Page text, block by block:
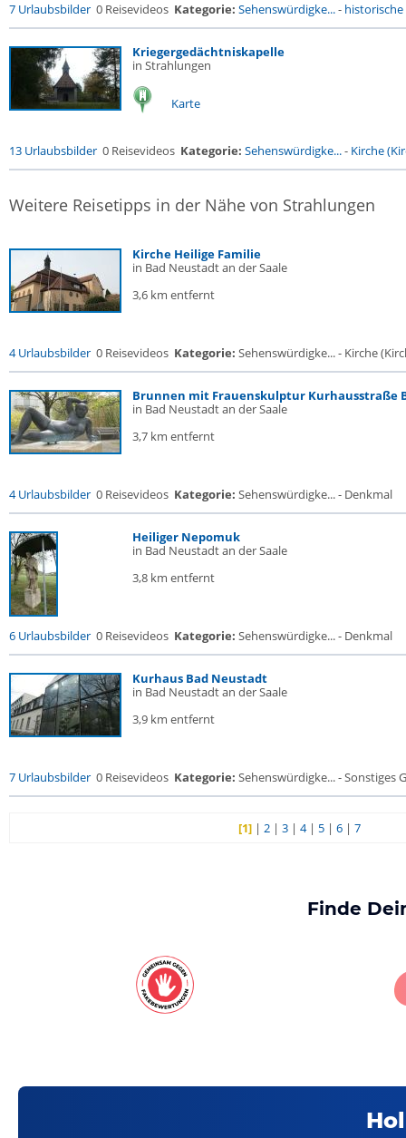
7 Urlaubsbilder 0 Reisevideos Kategorie: Sehenswürdigke...- historische
Kriegergedächtniskapelle
in Strahlungen
Karte
13 Urlaubsbilder 0 Reisevideos Kategorie: Sehenswürdigke...- Kirche
Weitere Reisetipps in der Nähe von Strahlungen
Kirche Heilige Familie
in Bad Neustadt an der Saale
3,6 km entfernt
4 Urlaubsbilder 0 Reisevideos Kategorie: Sehenswürdigke... - Kirche
Brunnen mit Frauenskulptur Kurhausstraße
in Bad Neustadt an der Saale
3,7 km entfernt
4 Urlaubsbilder 0 Reisevideos Kategorie: Sehenswürdigke... - Denkmal
Heiliger Nepomuk
in Bad Neustadt an der Saale
3,8 km entfernt
6 Urlaubsbilder 0 Reisevideos Kategorie: Sehenswürdigke... - Denkmal
Kurhaus Bad Neustadt
in Bad Neustadt an der Saale
3,9 km entfernt
7 Urlaubsbilder 0 Reisevideos Kategorie: Sehenswürdigke... - Sonstiges
[1] |2 |3 |4| 5 |6 |7
Finde